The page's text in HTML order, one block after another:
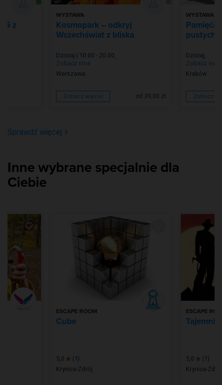
z
WYSTAWA
Kosmopark – odkryj
Wszechświat z bliska
Dzisiaj | 10:00 - 20:00,
Zobacz inne
Warszawa
Zobacz więcej od 39,00 zł
WYSTAWA
Pamięć/
pustych
Dzisiaj,
Zobacz inne
Kraków
Zobacz
Sprawdź więcej
Inne wybrane specjalnie dla
Ciebie
ESCAPE ROOM
Cube
5,0
(1)
Krynica-Zdrój
ESCAPE
5,0
(1)
Krynica-Zdrój